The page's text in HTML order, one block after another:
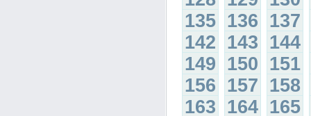
135 136 137
142 143 144
149 150 151
156 157 158
163 164 165